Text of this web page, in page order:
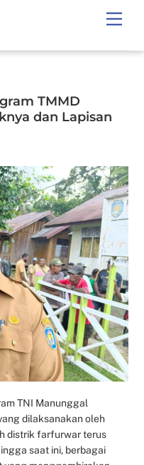
TMMD
dan Lapisan
TNI Manunggal
dilaksanakan oleh
distrik farfurwar terus
saat ini, berbagai